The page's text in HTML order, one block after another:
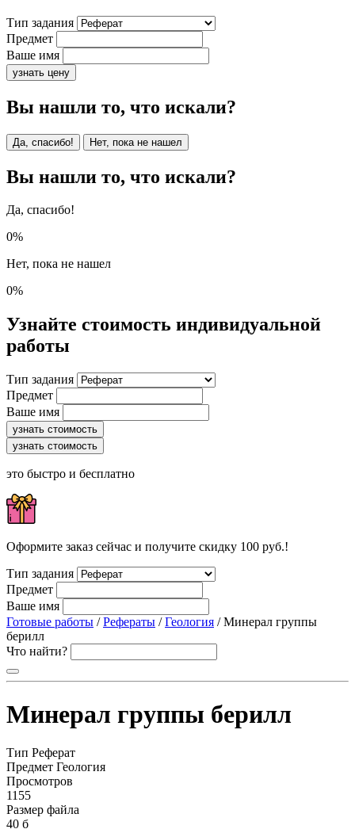
Тип задания
Предмет
Ваше имя
узнать цену
Вы нашли то, что искали?
Да, спасибо! Нет, пока не нашел
Вы нашли то, что искали?
Да, спасибо!
0%
Нет, пока не нашел
0%
Узнайте стоимость индивидуальной
работы
Тип задания
Предмет
Ваше имя
узнать стоимость
узнать стоимость
это быстро и бесплатно
Оформите заказ сейчас и получите скидку 100 руб.!
Тип задания
Предмет
Ваше имя
Готовые работы /Рефераты /Геология / Минерал группы
берилл
Что найти?
Минерал группы берилл
Тип Реферат
Предмет Геология
Просмотров
1155
Размер файла
40 б